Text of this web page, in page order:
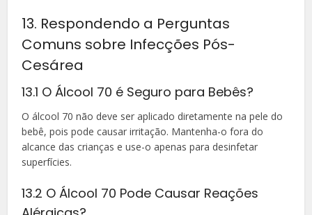
13. Respondendo a Perguntas
Comuns sobre Infecções Pós-
Cesárea
13.1 O Álcool 70 é Seguro para Bebês?
O álcool 70 não deve ser aplicado diretamente na pele do
bebê, pois pode causar irritação. Mantenha-o fora do
alcance das crianças e use-o apenas para desinfetar
superfícies.
13.2 O Álcool 70 Pode Causar Reações